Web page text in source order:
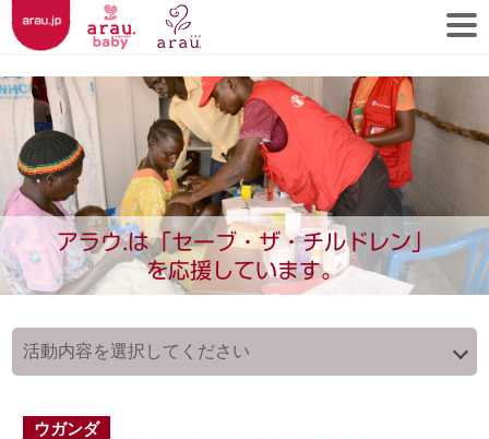
アラウ.は「セーブ・ザ・チルドレン」
を応援しています。
ウガンダ